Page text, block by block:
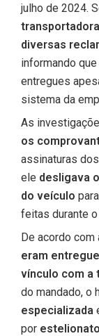
julho de 2024.
diversas
informando
entregues
sistema da
As
os
assinaturas
ele desligava
do veículo
feitas durante
De acordo com
eram
vínculo com a
do mandado, o
especializada
por estelionato